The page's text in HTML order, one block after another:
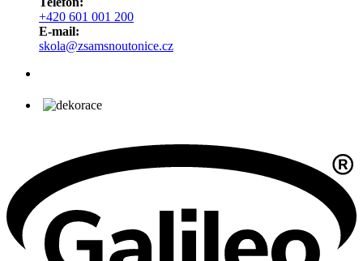
+420 601 001 200
E-mail:
skola@zsamsnoutonice.cz